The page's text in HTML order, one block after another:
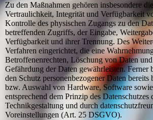
Zu den Maßnahmen gehören insbesondere
Vertraulichkeit, Integrität und Verfügbarkeit
Kontrolle des physischen Zugangs zu den
betreffenden Zugriffs, der Eingabe,
Verfügbarkeit und ihrer Trennung. Des
Verfahren eingerichtet, die eine
Betroffenenrechten, Löschung von Daten
Gefährdung der Daten gewährleisten. Ferner
den Schutz personenbezogener Daten
bzw. Auswahl von Hardware, Software
entsprechend dem Prinzip des Datenschutzes
Technikgestaltung und durch
Voreinstellungen (Art. 25 DSGVO).